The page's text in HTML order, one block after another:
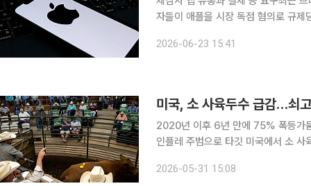
자들이 애플을 시장 독점 혐의로 규제당국에 신고했다. 23일 중국
2026-06-23 15:41
미국, 소 사육두수 급감…쇠
2020년 이후 6년 만에 75% 폭등가
인플레 주범으로 타깃 미국에서 소
미국 쇠고기 가격이 2020년 이후
2026-05-31 15:08